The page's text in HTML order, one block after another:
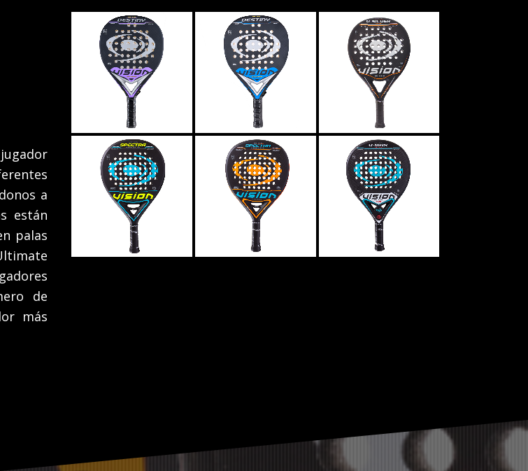
a
están
palas
de
más
VISION DESTINY
VIOLETA
VISION DESTINY
AZUL
VISION SILVER
VISION SPECTRA
CONTROL
VISION SPECTRA
ATTACK
VISION V MAX
CONTROL